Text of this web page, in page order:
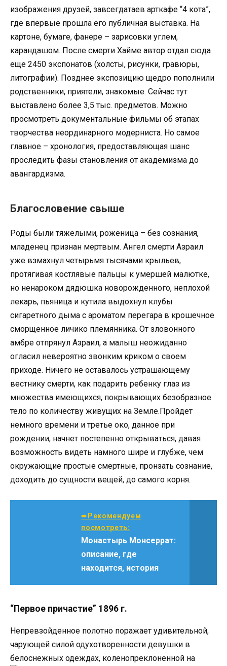
изображения друзей, завсегдатаев арткафе “4 кота”,
где впервые прошла его публичная выставка. На
картоне, бумаге, фанере – зарисовки углем,
карандашом. После смерти Хайме автор отдал сюда
еще 2450 экспонатов (холсты, рисунки, гравюры,
литографии). Позднее экспозицию щедро пополнили
родственники, приятели, знакомые. Сейчас тут
выставлено более 3,5 тыс. предметов. Можно
просмотреть документальные фильмы об этапах
творчества неординарного модерниста. Но самое
главное – хронология, предоставляющая шанс
проследить фазы становления от академизма до
авангардизма.
Благословение свыше
Роды были тяжелыми, роженица – без сознания,
младенец признан мертвым. Ангел смерти Азраил
уже взмахнул четырьмя тысячами крыльев,
протягивая костлявые пальцы к умершей малютке,
но ненароком дядюшка новорожденного, неплохой
лекарь, пьяница и кутила выдохнул клубы
сигаретного дыма с ароматом перегара в крошечное
сморщенное личико племянника. От зловонного
амбре отпрянул Азраил, а малыш неожиданно
огласил невероятно звонким криком о своем
приходе. Ничего не оставалось устрашающему
вестнику смерти, как подарить ребенку глаз из
множества имеющихся, покрывающих безобразное
тело по количеству живущих на Земле.Пройдет
немного времени и третье око, данное при
рождении, начнет постепенно открываться, давая
возможность видеть намного шире и глубже, чем
окружающие простые смертные, пронзать сознание,
доходить до сущности вещей, до самого корня.
➨Рекомендуем
посмотреть:
Монастырь Монсеррат:
описание, где
находится, история
“Первое причастие” 1896 г.
Непревзойденное полотно поражает удивительной,
чарующей силой одухотворенности девушки в
белоснежных одеждах, коленопреклоненной на